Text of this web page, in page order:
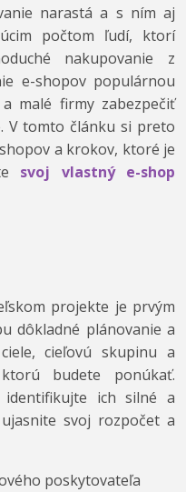
narastá a s ním aj
počtom ľudí, ktorí
nakupovanie z
e-shopov populárnou
malé firmy zabezpečiť
V tomto článku si preto
a krokov, ktoré je
svoj vlastný e-shop
projekte je prvým
dôkladné plánovanie a
cieľovú skupinu a
budete ponúkať.
identifikujte ich silné a
svoj rozpočet a
poskytovateľa